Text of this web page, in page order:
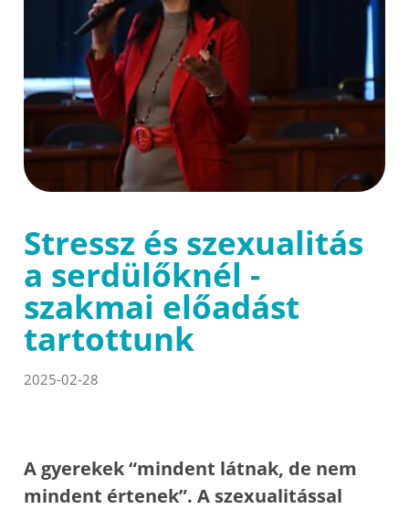
Stressz és szexualitás
a serdülőknél -
szakmai előadást
tartottunk
2025-02-28
A gyerekek “mindent látnak, de nem
mindent értenek”. A szexualitással